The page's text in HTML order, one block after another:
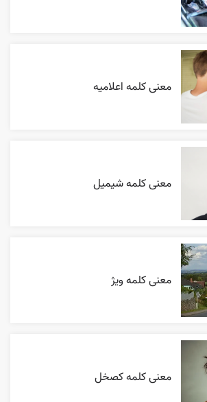
معنی کلمه اعلاميه
معنی کلمه شیمیل
معنی کلمه ویژ
معنی کلمه کصخل